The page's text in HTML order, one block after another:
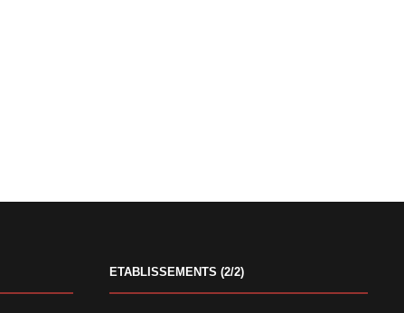
ETABLISSEMENTS (2/2)